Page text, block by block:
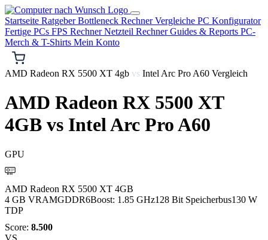
Startseite RatgeberBottleneck RechnerVergleiche PC Konfigurator
Fertige PCs FPS RechnerNetzteil RechnerGuides & Reports PC-
Merch & T-Shirts Mein Konto
AMD Radeon RX 5500 XT 4gb vs Intel Arc Pro A60 Vergleich
AMD Radeon RX 5500 XT
4GB vs Intel Arc Pro A60
GPU
AMD Radeon RX 5500 XT 4GB
4 GB VRAMGDDR6Boost: 1.85 GHz128 Bit Speicherbus130 W
TDP
Score: 8.500
VS